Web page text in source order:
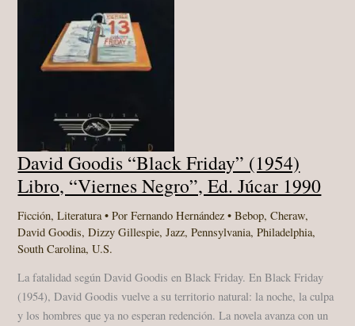
David Goodis “Black Friday” (1954)
Libro, “Viernes Negro”, Ed. Júcar 1990
Ficción,Literatura• PorFernando Hernández•Bebop,Cheraw,
David Goodis,Dizzy Gillespie,Jazz,Pennsylvania,Philadelphia,
South Carolina,U.S.
La fatalidad según David Goodis en Black Friday. En Black Friday
(1954), David Goodis vuelve a su territorio natural: la noche, la culpa
y los hombres que ya no esperan redención. La novela avanza con un